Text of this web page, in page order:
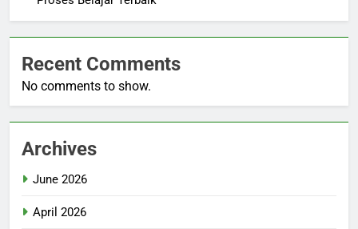
Recent Comments
No comments to show.
Archives
June 2026
April 2026